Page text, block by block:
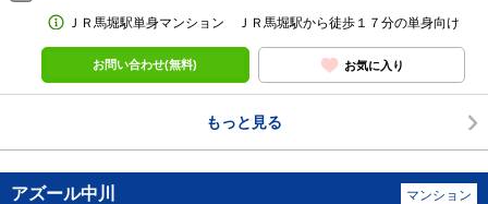
ＪＲ馬堀駅単身マンション ＪＲ馬堀駅から徒歩１７分の単身向け
お問い合わせ(無料) お気に入り
もっと見る
アズール中川 マンション